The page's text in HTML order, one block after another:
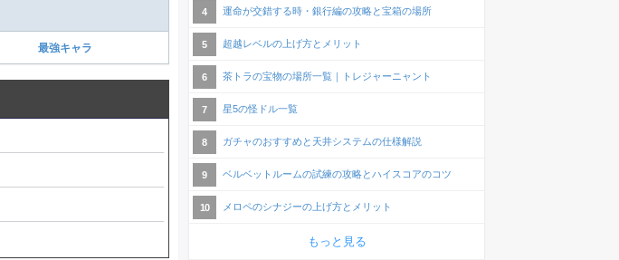
最強キャラ
運命が交錯する時・銀行編の攻略と宝箱の場所
超越レベルの上げ方とメリット
茶トラの宝物の場所一覧｜トレジャーニャント
星5の怪ドル一覧
ガチャのおすすめと天井システムの仕様解説
ベルベットルームの試練の攻略とハイスコアのコツ
メロペのシナジーの上げ方とメリット
もっと見る